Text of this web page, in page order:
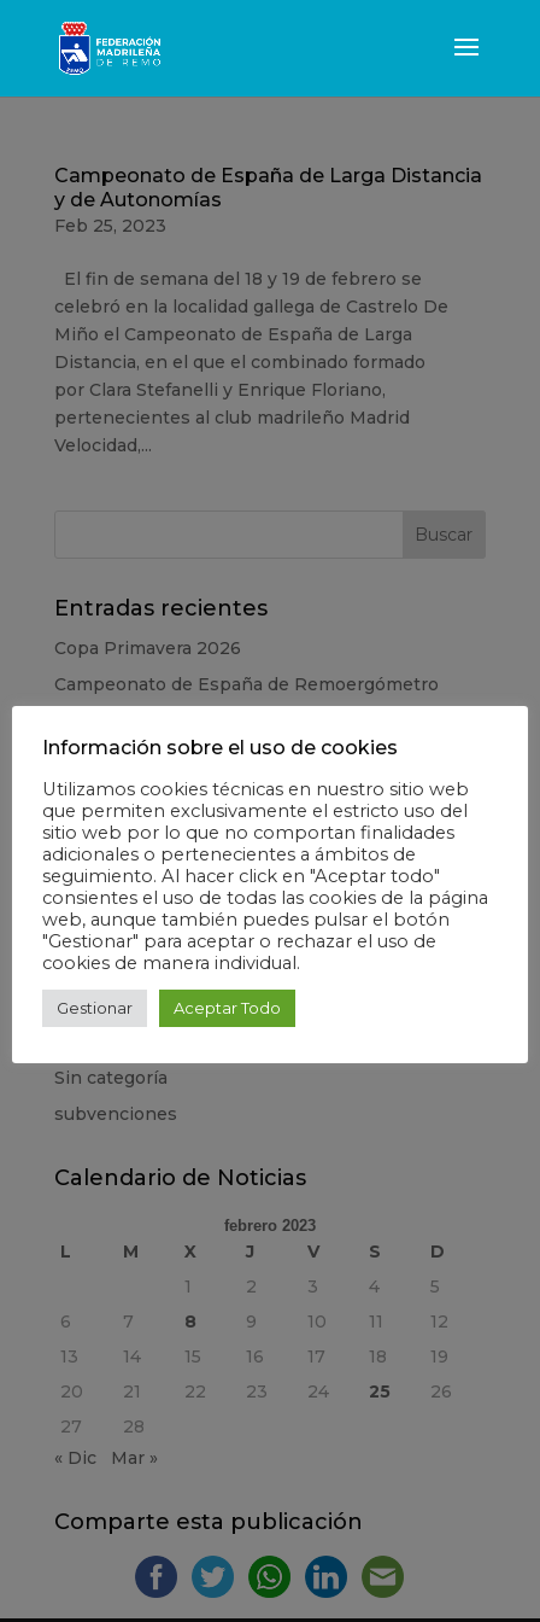
Campeonato de España de Larga Distancia
y de Autonomías
Feb 25, 2023
El fin de semana del 18 y 19 de febrero se
celebró en la localidad gallega de Castrelo De
Miño el Campeonato de España de Larga
Distancia, en el que el combinado formado
por Clara Stefanelli y Enrique Floriano,
pertenecientes al club madrileño Madrid
Velocidad,...
Entradas recientes
Copa Primavera 2026
Campeonato de España de Remoergómetro
CESA – Campeonato de España en Edad Escolar
Copa de la Juventud 2025
Categorías
Elecciones
Escuela
Formación
Información general
Sin categoría
subvenciones
Calendario de Noticias
febrero 2023
L M X J V S
D
1
2 3 4
5
6
7 8 9 10 11
12
13
14 15 16 17 18
19
20
21 22 23 24 25
26
27
28
« Dic
Mar »
Comparte esta publicación
Información sobre el uso de cookies
Utilizamos cookies técnicas en nuestro sitio web
que permiten exclusivamente el estricto uso del
sitio web por lo que no comportan finalidades
adicionales o pertenecientes a ámbitos de
seguimiento. Al hacer click en "Aceptar todo"
consientes el uso de todas las cookies de la página
web, aunque también puedes pulsar el botón
"Gestionar" para aceptar o rechazar el uso de
cookies de manera individual.
Gestionar Aceptar Todo